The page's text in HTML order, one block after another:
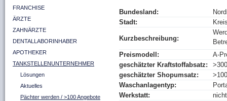
FRANCHISE
ÄRZTE
ZAHNÄRZTE
DENTALLABORINHABER
APOTHEKER
TANKSTELLENUNTERNEHMER
Lösungen
Aktuelles
Pächter werden / >100 Angebote
Bundesland:
Stadt:
Kurzbeschreibung:
Preismodell:
A-
geschätzter Kraftstoffabsatz:
geschätzter Shopumsatz:
Waschanlagentyp:
Werkstatt: